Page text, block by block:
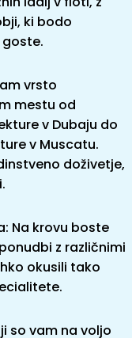
ki bodo
vrsto
mestu od
v Dubaju do
v Muscatu.
doživetje,
Na krovu boste
z različnimi
okusili tako
so vam na voljo